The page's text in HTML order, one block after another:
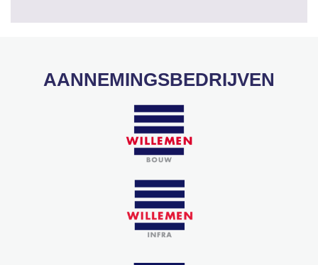
AANNEMINGSBEDRIJVEN